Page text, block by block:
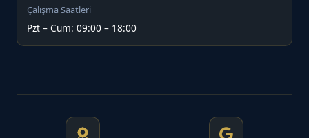
Çalışma Saatleri
Pzt – Cum: 09:00 – 18:00